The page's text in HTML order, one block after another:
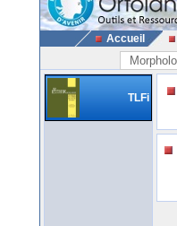
Accueil
TLFi